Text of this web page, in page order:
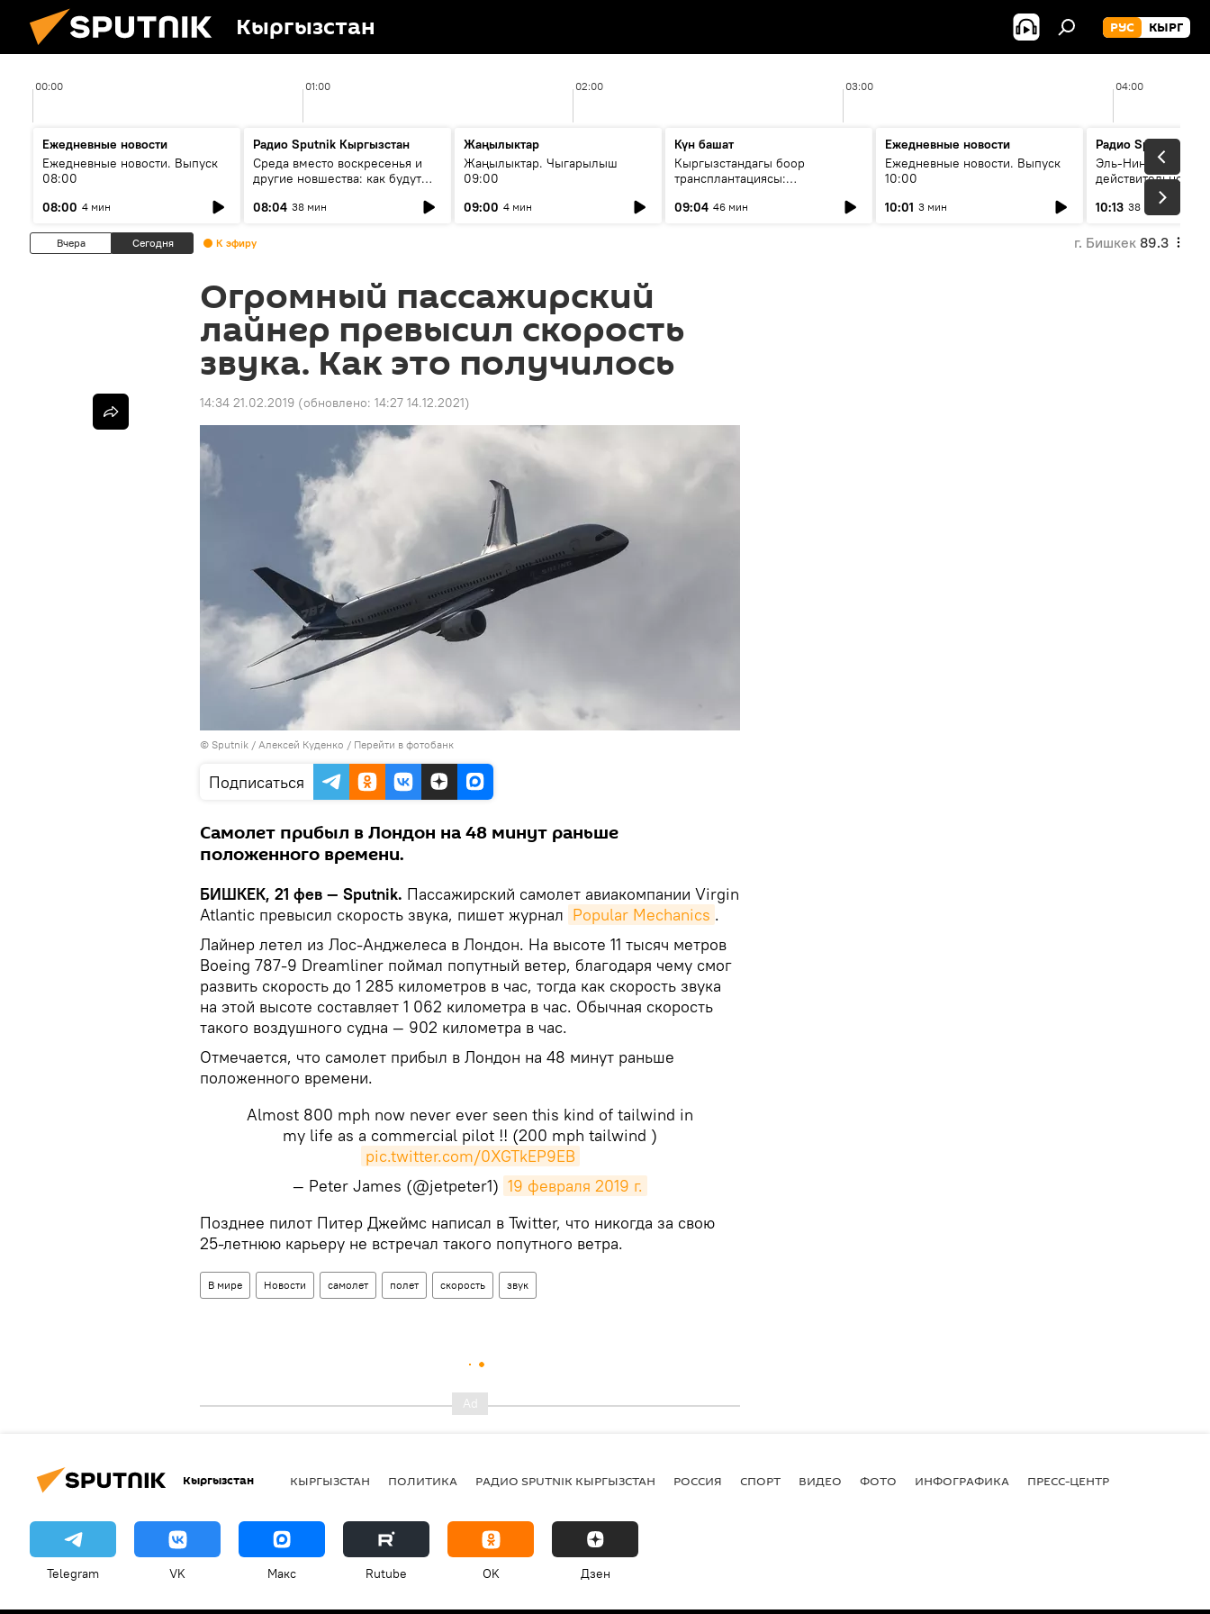
Кыргызстан РУС КЫРГ
00:00 01:00 02:00 03:00 04:00
Ежедневные новости
Ежедневные новости. Выпуск
08:00
08:00 4 мин
Радио Sputnik Кыргызстан
Среда вместо воскресенья и
другие новшества: как будут
08:04 38 мин
Жаңылыктар
Жаңылыктар. Чыгарылыш
09:00
09:00 4 мин
Күн башат
Кыргызстандагы боор
трансплантациясы:
келечеги
09:04 46 мин
Ежедневные новости
Ежедневные новости. Выпуск
10:00
10:01 3 мин
Радио Sputnik
Эль-Ниньо, жара и
действительно
погоду в
10:13 38 мин
Вчера Сегодня К эфиру г. Бишкек 89.3
Огромный пассажирский
лайнер превысил скорость
звука. Как это получилось
14:34 21.02.2019 (обновлено: 14:27 14.12.2021)
© Sputnik / Алексей Куденко / Перейти в фотобанк
Подписаться
Самолет прибыл в Лондон на 48 минут раньше
положенного времени.
БИШКЕК, 21 фев — Sputnik. Пассажирский самолет авиакомпании Virgin
Atlantic превысил скорость звука, пишет журнал Popular Mechanics .
Лайнер летел из Лос-Анджелеса в Лондон. На высоте 11 тысяч метров
Boeing 787-9 Dreamliner поймал попутный ветер, благодаря чему смог
развить скорость до 1 285 километров в час, тогда как скорость звука
на этой высоте составляет 1 062 километра в час. Обычная скорость
такого воздушного судна — 902 километра в час.
Отмечается, что самолет прибыл в Лондон на 48 минут раньше
положенного времени.
Almost 800 mph now never ever seen this kind of tailwind in
my life as a commercial pilot !! (200 mph tailwind )
pic.twitter.com/0XGTkEP9EB
— Peter James (@jetpeter1) 19 февраля 2019 г.
Позднее пилот Питер Джеймс написал в Twitter, что никогда за свою
25-летнюю карьеру не встречал такого попутного ветра.
В мире Новости самолет полет скорость звук
Кыргызстан КЫРГЫЗСТАН ПОЛИТИКА РАДИО SPUTNIK КЫРГЫЗСТАН РОССИЯ СПОРТ ВИДЕО ФОТО ИНФОГРАФИКА ПРЕСС-ЦЕНТР
Telegram VK Макс Rutube OK Дзен